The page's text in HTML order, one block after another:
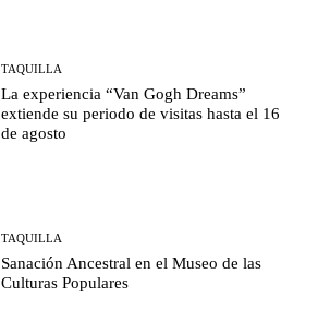
TAQUILLA
La experiencia “Van Gogh Dreams”
extiende su periodo de visitas hasta el 16
de agosto
TAQUILLA
Sanación Ancestral en el Museo de las
Culturas Populares